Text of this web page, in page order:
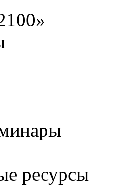
ресурсы